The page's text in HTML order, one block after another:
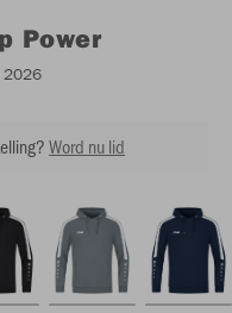
Power
2026
Word nu lid